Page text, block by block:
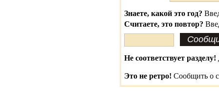
Знаете, какой это год?
Считаете, это повтор?
Не соответствует разделу!
Это не ретро! Сообщить о